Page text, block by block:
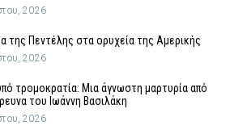
2026
της Πεντέλης στα ορυχεία της Αμερικής
2026
τρομοκρατία: Μια άγνωστη μαρτυρία από
του Ιωάννη Βασιλάκη
2026